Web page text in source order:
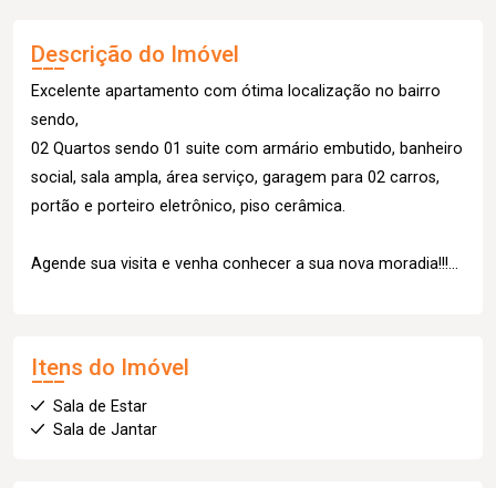
Descrição do Imóvel
Excelente apartamento com ótima localização no bairro
sendo,
02 Quartos sendo 01 suite com armário embutido, banheiro
social, sala ampla, área serviço, garagem para 02 carros,
portão e porteiro eletrônico, piso cerâmica.
Agende sua visita e venha conhecer a sua nova moradia!!!...
Itens do Imóvel
Sala de Estar
Sala de Jantar